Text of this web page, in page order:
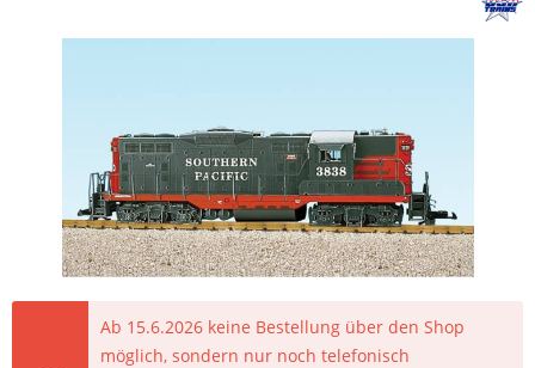
Ab 15.6.2026 keine Bestellung über den Shop
möglich, sondern nur noch telefonisch